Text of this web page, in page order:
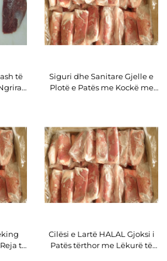
të
Siguri dhe Sanitare Gjelle e
Plotë e Patës me Kockë me
të
Cilësi e Lartë HALAL Gjoksi i
Patës tërthor me Lëkurë të